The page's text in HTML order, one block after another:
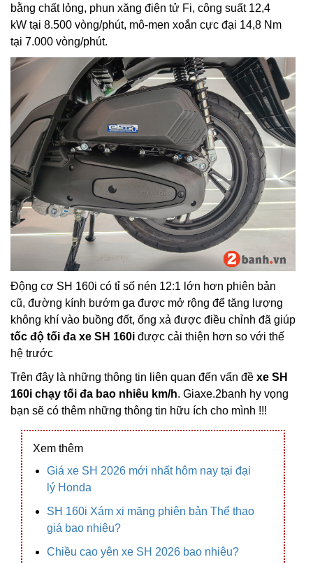
bằng chất lỏng, phun xăng điện tử Fi, công suất 12,4
kW tại 8.500 vòng/phút, mô-men xoắn cực đại 14,8 Nm
tại 7.000 vòng/phút.
Động cơ SH 160i có tỉ số nén 12:1 lớn hơn phiên bản
cũ, đường kính bướm ga được mở rộng để tăng lượng
không khí vào buồng đốt, ống xả được điều chỉnh đã giúp
tốc độ tối đa xe SH 160i được cải thiện hơn so với thế
hệ trước
Trên đây là những thông tin liên quan đến vấn đề xe SH
160i chạy tối đa bao nhiêu km/h. Giaxe.2banh hy vọng
bạn sẽ có thêm những thông tin hữu ích cho mình !!!
Xem thêm
Giá xe SH 2026 mới nhất hôm nay tại đại
lý Honda
SH 160i Xám xi măng phiên bản Thể thao
giá bao nhiêu?
Chiều cao yên xe SH 2026 bao nhiêu?